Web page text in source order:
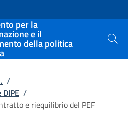
per la
e il
della politica Cerca
/
/
e riequilibrio del PEF